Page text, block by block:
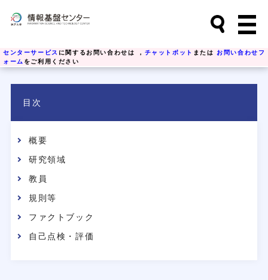
センターサービス に関するお問い合わせは ， チャットボット または お問い合わせフ
ォーム をご利用ください
目次
概要
研究領域
教員
規則等
ファクトブック
自己点検・評価